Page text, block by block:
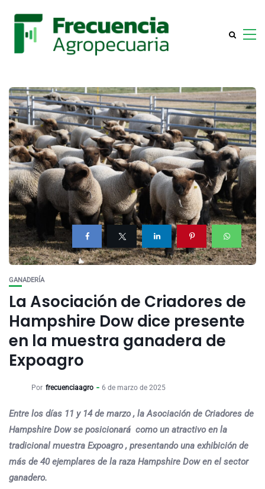
GANADERÍA
La Asociación de Criadores de
Hampshire Dow dice presente
en la muestra ganadera de
Expoagro
Por frecuenciaagro 6 de marzo de 2025
Entre los días 11 y 14 de marzo , la Asociación de Criadores de
Hampshire Dow se posicionará como un atractivo en la
tradicional muestra Expoagro , presentando una exhibición de
más de 40 ejemplares de la raza Hampshire Dow en el sector
ganadero.